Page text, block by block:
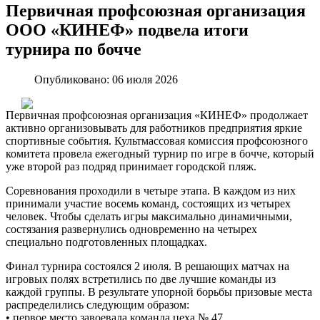
Первичная профсоюзная организация
ООО «КИНЕФ» подвела итоги
турнира по бочче
Опубликовано: 06 июля 2026
Первичная профсоюзная организация «КИНЕФ» продолжает
активно организовывать для работников предприятия яркие
спортивные события. Культмассовая комиссия профсоюзного
комитета провела ежегодный турнир по игре в бочче, который
уже второй раз подряд принимает городской пляж.
Соревнования проходили в четыре этапа. В каждом из них
принимали участие восемь команд, состоящих из четырех
человек. Чтобы сделать игры максимально динамичными,
состязания развернулись одновременно на четырех
специально подготовленных площадках.
Финал турнира состоялся 2 июля. В решающих матчах на
игровых полях встретились по две лучшие команды из
каждой группы. В результате упорной борьбы призовые места
распределились следующим образом:
• первое место завоевала команда цеха № 47